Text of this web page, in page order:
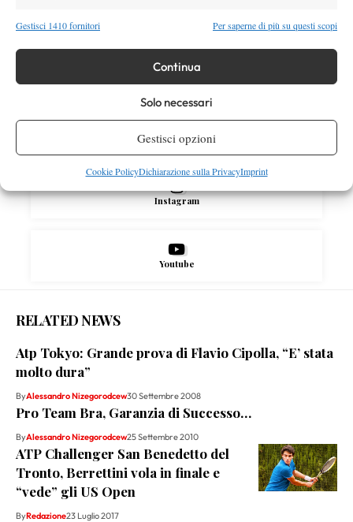
Gestisci 1410 fornitori Per saperne di più su questi scopi
Continua
Solo necessari
Gestisci opzioni
Cookie PolicyDichiarazione sulla PrivacyImprint
Facebook
X
Instagram
Youtube
RELATED NEWS
Atp Tokyo: Grande prova di Flavio Cipolla, “E’ stata
molto dura”
ByAlessandro Nizegorodcew30 Settembre 2008
Pro Team Bra, Garanzia di Successo…
ByAlessandro Nizegorodcew25 Settembre 2010
ATP Challenger San Benedetto del
Tronto, Berrettini vola in finale e
“vede” gli US Open
ByRedazione23 Luglio 2017